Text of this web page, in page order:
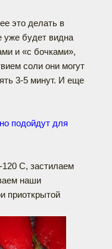
это делать в
уже будет видна
и «с бочками»,
соли они могут
3-5 минут. И еще
подойдут для
120 С, застилаем
наши
приоткрытой